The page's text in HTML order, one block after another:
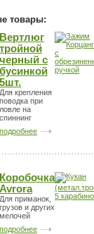
товары:
Вертлюг
тройной
черный с
бусинкой
5шт.
Для крепления
поводка при
ловле на
спиннинг
подробнее
Коробочка
Avrora
Для приманок,
грузов и других
мелочей
подробнее